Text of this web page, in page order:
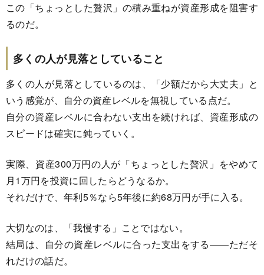
この「ちょっとした贅沢」の積み重ねが資産形成を阻害す
るのだ。
多くの人が見落としていること
多くの人が見落としているのは、「少額だから大丈夫」と
いう感覚が、自分の資産レベルを無視している点だ。
自分の資産レベルに合わない支出を続ければ、資産形成の
スピードは確実に鈍っていく。
実際、資産300万円の人が「ちょっとした贅沢」をやめて
月1万円を投資に回したらどうなるか。
それだけで、年利5％なら5年後に約68万円が手に入る。
大切なのは、「我慢する」ことではない。
結局は、自分の資産レベルに合った支出をする――ただそ
れだけの話だ。